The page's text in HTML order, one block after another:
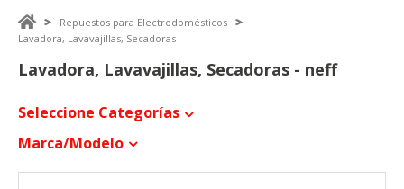
Repuestos para Electrodomésticos
Lavadora, Lavavajillas, Secadoras
Lavadora, Lavavajillas, Secadoras - neff
Seleccione Categorías
Marca/modelo